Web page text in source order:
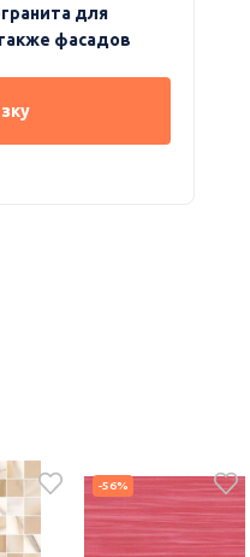
для
фасадов
-56%